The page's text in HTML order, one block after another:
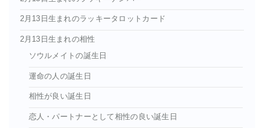
2月13日生まれのラッキータロットカード
2月13日生まれの相性
ソウルメイトの誕生日
運命の人の誕生日
相性が良い誕生日
恋人・パートナーとして相性の良い誕生日